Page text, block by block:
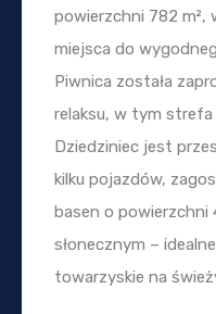
powierzchni 782 m²,
miejsca do
Piwnica została
relaksu, w tym strefa
Dziedziniec jest
kilku pojazdów,
basen o powierzchni
słonecznym –
towarzyskie na